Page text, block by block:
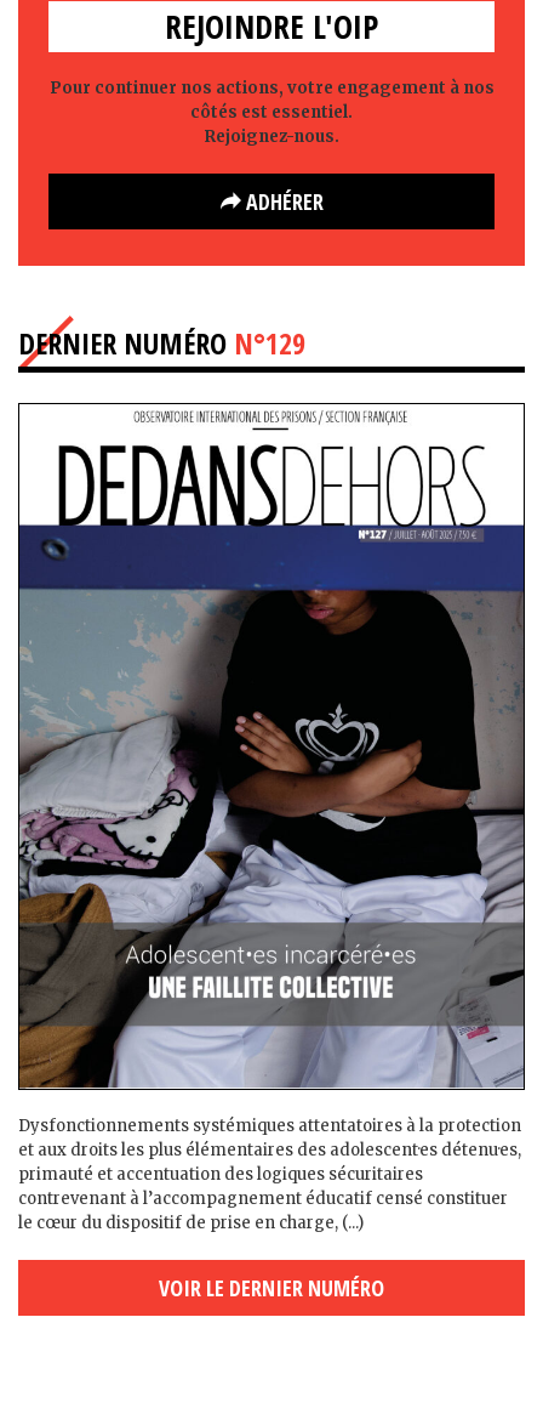
REJOINDRE L'OIP
Pour continuer nos actions, votre engagement à nos
côtés est essentiel.
Rejoignez-nous.
ADHÉRER
DERNIER NUMÉRO N°129
Dysfonctionnements systémiques attentatoires à la protection
et aux droits les plus élémentaires des adolescent·es détenu·es,
primauté et accentuation des logiques sécuritaires
contrevenant à l’accompagnement éducatif censé constituer
le cœur du dispositif de prise en charge, (...)
VOIR LE DERNIER NUMÉRO